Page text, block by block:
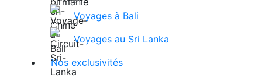
Voyages à Bali
Voyages au Sri Lanka
Nos exclusivités